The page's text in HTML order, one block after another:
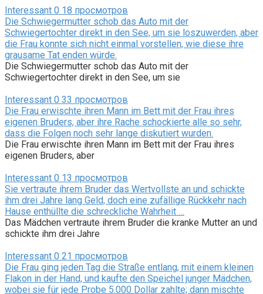
Interessant 0 18 просмотров
Die Schwiegermutter schob das Auto mit der
Schwiegertochter direkt in den See, um sie loszuwerden, aber
die Frau konnte sich nicht einmal vorstellen, wie diese ihre
grausame Tat enden würde.
Die Schwiegermutter schob das Auto mit der
Schwiegertochter direkt in den See, um sie
Interessant 0 33 просмотров
Die Frau erwischte ihren Mann im Bett mit der Frau ihres
eigenen Bruders, aber ihre Rache schockierte alle so sehr,
dass die Folgen noch sehr lange diskutiert wurden.
Die Frau erwischte ihren Mann im Bett mit der Frau ihres
eigenen Bruders, aber
Interessant 0 13 просмотров
Sie vertraute ihrem Bruder das Wertvollste an und schickte
ihm drei Jahre lang Geld, doch eine zufällige Rückkehr nach
Hause enthüllte die schreckliche Wahrheit …
Das Mädchen vertraute ihrem Bruder die kranke Mutter an und
schickte ihm drei Jahre
Interessant 0 21 просмотров
Die Frau ging jeden Tag die Straße entlang, mit einem kleinen
Flakon in der Hand, und kaufte den Speichel junger Mädchen,
wobei sie für jede Probe 5.000 Dollar zahlte; dann mischte